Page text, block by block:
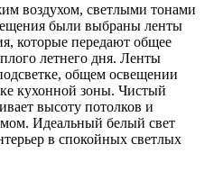
воздухом, светлыми тонами
были выбраны ленты
которые передают общее
летнего дня. Ленты
общем освещении
кухонной зоны. Чистый
высоту потолков и
Идеальный белый свет
в спокойных светлых